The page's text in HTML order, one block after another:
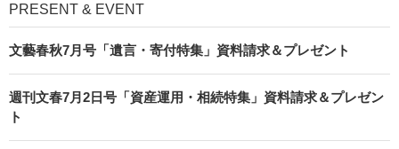
PRESENT & EVENT
文藝春秋7月号「遺言・寄付特集」資料請求＆プレゼント
週刊文春7月2日号「資産運用・相続特集」資料請求＆プレゼン
ト